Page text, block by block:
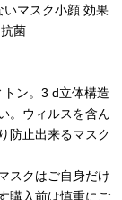
いマスク小顔 効果
菌
ン。3 d立体構造
。ウィルスを含ん
防止出来るマスク
スクはご自身だけ
購入前は慎重にご